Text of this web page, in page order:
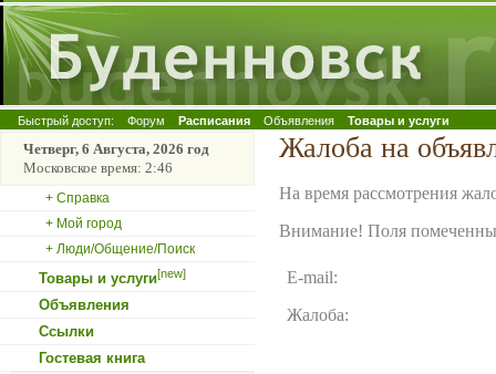
Быстрый доступ: Форум Расписания Объявления Товары и услуги
Четверг, 6 Августа, 2026 год
Московское время: 2:46
+ Справка
+ Мой город
+ Люди/Общение/Поиск
Товары и услуги[new]
Объявления
Ссылки
Гостевая книга
Жалоба на
На время рассмотрения
Внимание! Поля
E-mail:
Жалоба: